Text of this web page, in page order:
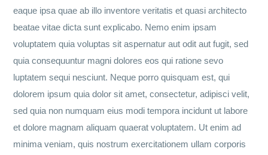
eaque ipsa quae ab illo inventore veritatis et quasi architecto
beatae vitae dicta sunt explicabo. Nemo enim ipsam
voluptatem quia voluptas sit aspernatur aut odit aut fugit, sed
quia consequuntur magni dolores eos qui ratione sevo
luptatem sequi nesciunt. Neque porro quisquam est, qui
dolorem ipsum quia dolor sit amet, consectetur, adipisci velit,
sed quia non numquam eius modi tempora incidunt ut labore
et dolore magnam aliquam quaerat voluptatem. Ut enim ad
minima veniam, quis nostrum exercitationem ullam corporis